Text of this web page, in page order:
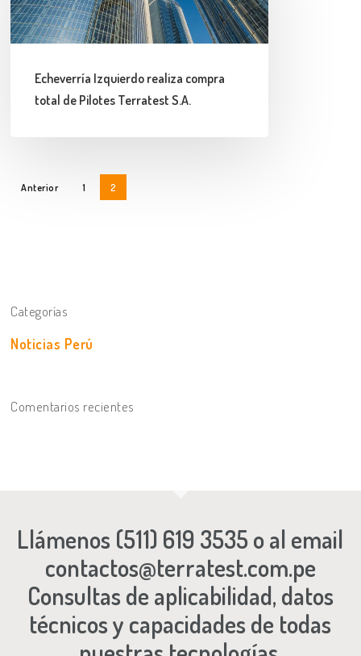
compra
total
Pilotes
Terratest
Echeverría Izquierdo realiza compra
total de Pilotes Terratest S.A.
Anterior 1 2
Categorías
Noticias Perú
Comentarios recientes
Llámenos (511) 619 3535 o al email
contactos@terratest.com.pe
Consultas de aplicabilidad, datos
técnicos y capacidades de todas